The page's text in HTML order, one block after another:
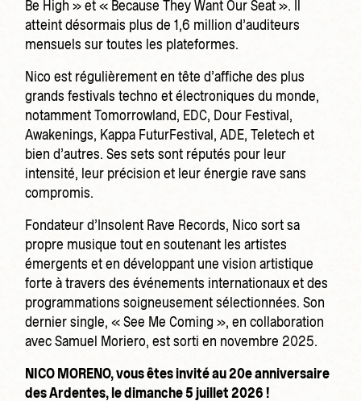
Be High » et « Because They Want Our Seat ». Il
atteint désormais plus de 1,6 million d’auditeurs
mensuels sur toutes les plateformes.
Nico est régulièrement en tête d’affiche des plus
grands festivals techno et électroniques du monde,
notamment Tomorrowland, EDC, Dour Festival,
Awakenings, Kappa FuturFestival, ADE, Teletech et
bien d’autres. Ses sets sont réputés pour leur
intensité, leur précision et leur énergie rave sans
compromis.
Fondateur d’Insolent Rave Records, Nico sort sa
propre musique tout en soutenant les artistes
émergents et en développant une vision artistique
forte à travers des événements internationaux et des
programmations soigneusement sélectionnées. Son
dernier single, « See Me Coming », en collaboration
avec Samuel Moriero, est sorti en novembre 2025.
NICO MORENO, vous êtes invité au 20e anniversaire
des Ardentes, le dimanche 5 juillet 2026 !